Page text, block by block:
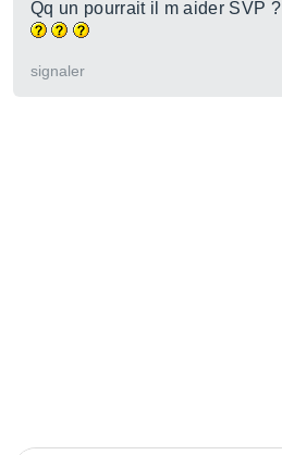
Qq un pourrait il m aider SVP ?
signaler